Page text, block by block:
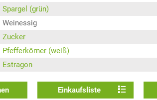
Spargel (grün)
Weinessig
Zucker
Pfefferkörner (weiß)
Estragon
Einkaufsliste